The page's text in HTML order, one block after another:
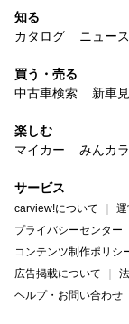
知る
カタログ
ニュース
買う・売る
中古車検索
新車
楽しむ
マイカー
みんカラ
サービス
carview!について 運
プライバシーセンター
コンテンツ制作ポリシ
広告掲載について
ヘルプ・お問い合わせ